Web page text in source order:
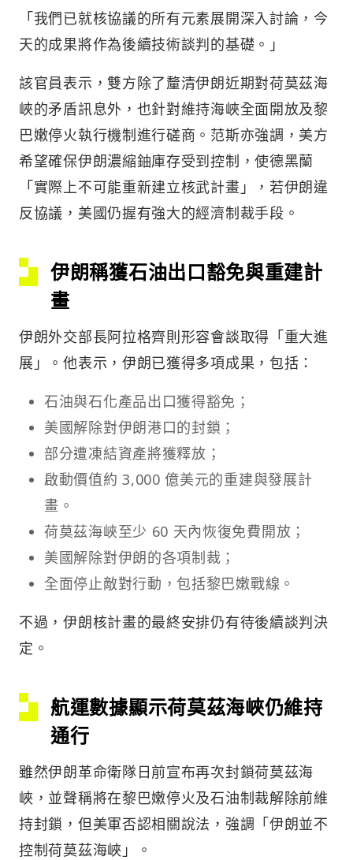
「我們已就核協議的所有元素展開深入討論，今
天的成果將作為後續技術談判的基礎。」
該官員表示，雙方除了釐清伊朗近期對荷莫茲海
峽的矛盾訊息外，也針對維持海峽全面開放及黎
巴嫩停火執行機制進行磋商。范斯亦強調，美方
希望確保伊朗濃縮鈾庫存受到控制，使德黑蘭
「實際上不可能重新建立核武計畫」，若伊朗違
反協議，美國仍握有強大的經濟制裁手段。
伊朗稱獲石油出口豁免與重建計
畫
伊朗外交部長阿拉格齊則形容會談取得「重大進
展」。他表示，伊朗已獲得多項成果，包括：
石油與石化產品出口獲得豁免；
美國解除對伊朗港口的封鎖；
部分遭凍結資產將獲釋放；
啟動價值約 3,000 億美元的重建與發展計
畫。
荷莫茲海峽至少 60 天內恢復免費開放；
美國解除對伊朗的各項制裁；
全面停止敵對行動，包括黎巴嫩戰線。
不過，伊朗核計畫的最終安排仍有待後續談判決
定。
航運數據顯示荷莫茲海峽仍維持
通行
雖然伊朗革命衛隊日前宣布再次封鎖荷莫茲海
峽，並聲稱將在黎巴嫩停火及石油制裁解除前維
持封鎖，但美軍否認相關說法，強調「伊朗並不
控制荷莫茲海峽」。